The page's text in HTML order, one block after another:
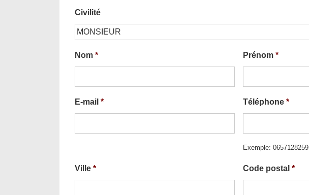
Civilité
Nom * Prénom *
E-mail * Téléphone *
Exemple: 0657128259
Ville * Code postal *